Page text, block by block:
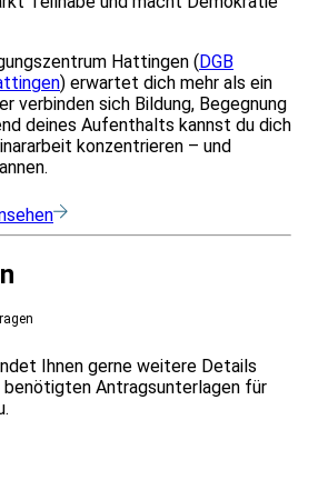
Hattingen (DGB
) erwartet dich mehr als ein
verbinden sich Bildung, Begegnung
deines Aufenthalts kannst du dich
konzentrieren – und
Ihnen gerne weitere Details
benötigten Antragsunterlagen für